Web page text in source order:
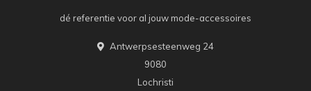
dé referentie voor al jouw mode-accessoires
Antwerpsesteenweg 24
9080
Lochristi